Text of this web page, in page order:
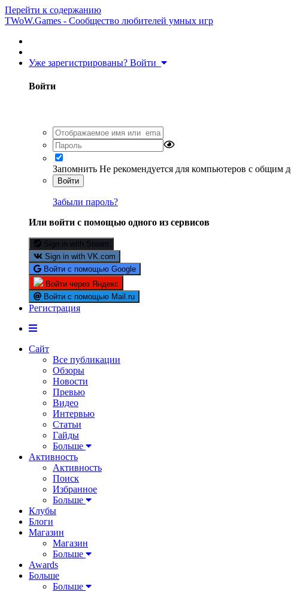
Перейти к содержанию
TWoW.Games - Сообщество любителей умных игр
Уже зарегистрированы? Войти
Войти
Запомнить Не рекомендуется для компьютеров с общим
Войти
Забыли пароль?
Или войти с помощью одного из сервисов
Sign in with Steam
Sign in with VK.com
Войти с помощью Google
Войти через Яндекс
Войти с помощью Mail.ru
Регистрация
Сайт
Все публикации
Обзоры
Новости
Превью
Видео
Интервью
Статьи
Гайды
Больше
Активность
Активность
Поиск
Избранное
Больше
Клубы
Блоги
Магазин
Магазин
Больше
Awards
Больше
Больше